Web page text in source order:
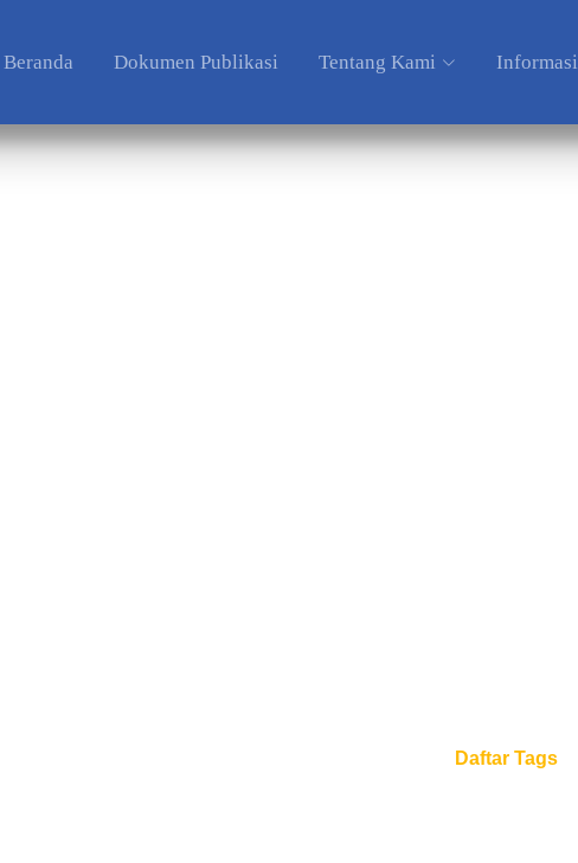
Beranda Dokumen Publikasi Tentang Kami Informasi
Daftar Tags